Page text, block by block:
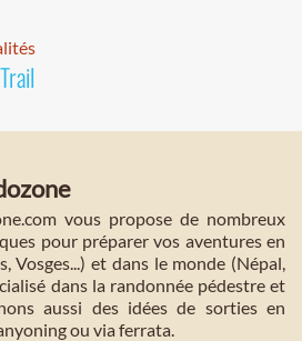
vous propose de nombreux
pour préparer vos aventures en
Vosges...) et dans le monde (Népal,
dans la randonnée pédestre et
aussi des idées de sorties en
ou via ferrata.